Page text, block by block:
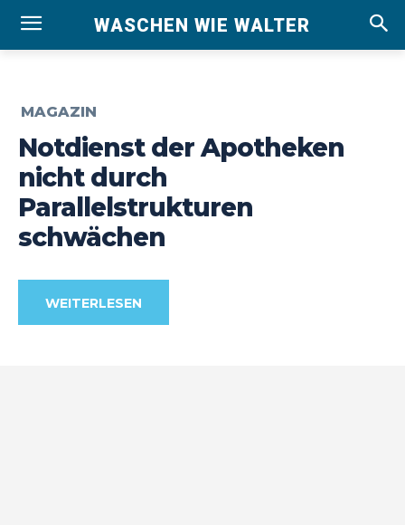
WASCHEN WIE WALTER
MAGAZIN
Notdienst der Apotheken
nicht durch
Parallelstrukturen
schwächen
WEITERLESEN